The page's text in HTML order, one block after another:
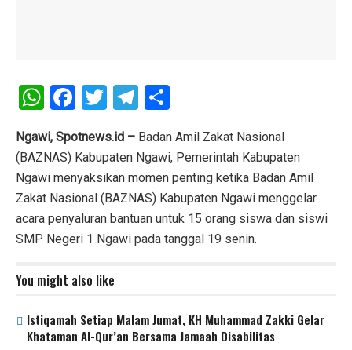
W
h
at
s
A
p
p
F
a
ce
b
o
o
k
T
wi
tt
er
T
el
e
gr
a
m
h
ar
e
Ngawi, Spotnews.id – Badan Amil Zakat Nasional
(BAZNAS) Kabupaten Ngawi, Pemerintah Kabupaten
Ngawi menyaksikan momen penting ketika Badan Amil
Zakat Nasional (BAZNAS) Kabupaten Ngawi menggelar
acara penyaluran bantuan untuk 15 orang siswa dan siswi
SMP Negeri 1 Ngawi pada tanggal 19 senin.
You might also like
Istiqamah Setiap Malam Jumat, KH Muhammad Zakki Gelar
Khataman Al-Qur’an Bersama Jamaah Disabilitas